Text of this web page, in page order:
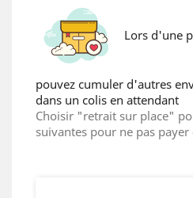
Lors d'une
pouvez cumuler d'autres
dans un colis en attendant
Choisir "retrait sur place"
suivantes pour ne pas
Wishlist name
Cancel